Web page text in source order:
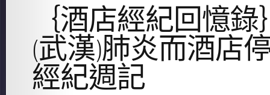
｛酒店經紀回憶
(武漢)肺炎而酒店
經紀週記